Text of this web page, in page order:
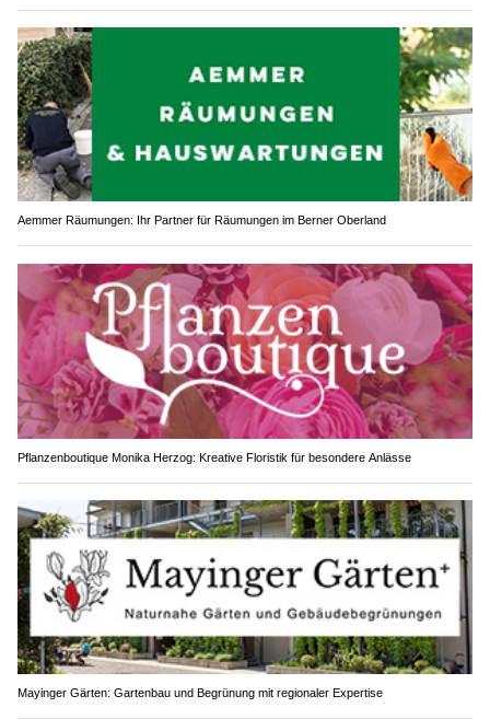
Aemmer Räumungen: Ihr Partner für Räumungen im Berner Oberland
Pflanzenboutique Monika Herzog: Kreative Floristik für besondere Anlässe
Mayinger Gärten: Gartenbau und Begrünung mit regionaler Expertise